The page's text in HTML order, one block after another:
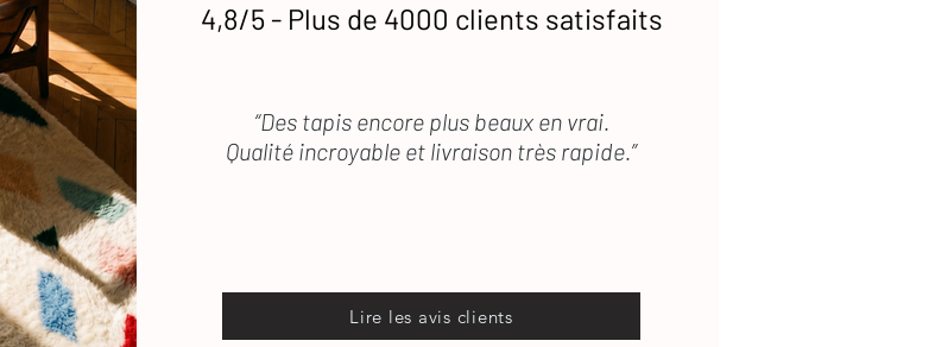
4,8/5 - Plus de 4000 clients satisfaits
“Des tapis encore plus beaux en vrai.
Qualité incroyable et livraison très rapide.”
Lire les avis clients